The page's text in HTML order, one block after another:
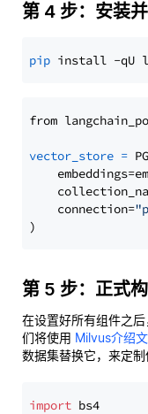
第 4 步：安装
pip
from
vector_store =
    connection=
第 5 步：正式
在设置好所有组件之
们将使用 Milvus介绍
数据集替换它，来定制
import